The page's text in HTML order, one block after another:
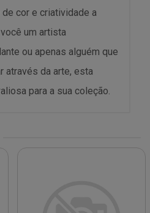
cor e criatividade a
um artista
ou apenas alguém que
através da arte, esta
para a sua coleção.